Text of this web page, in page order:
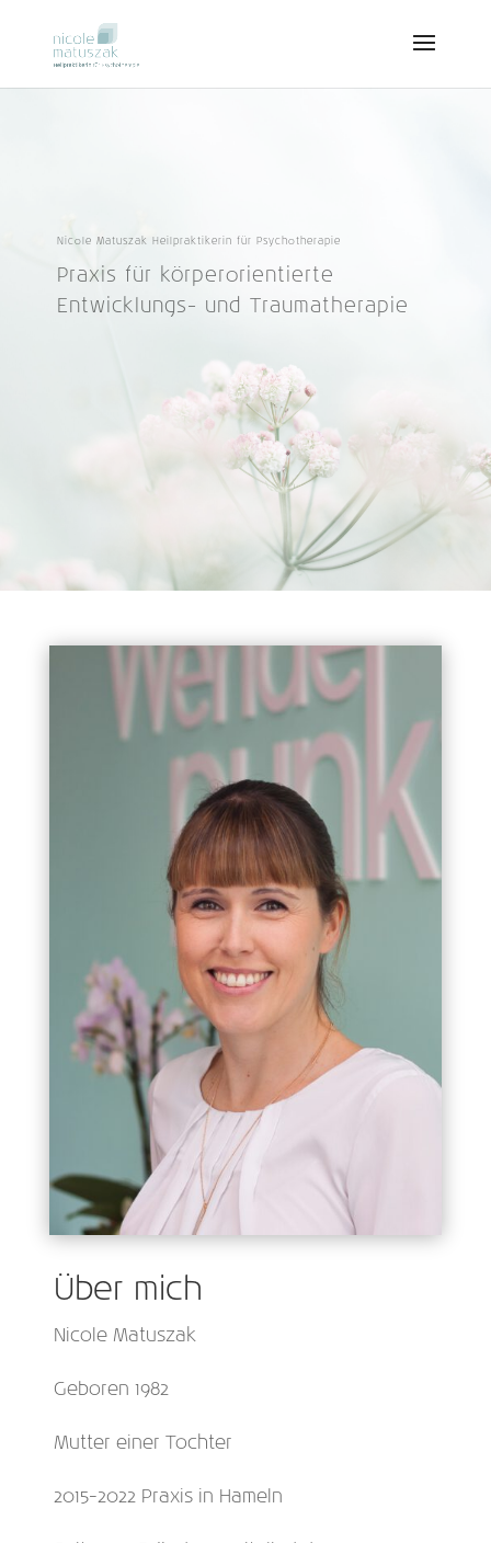
Nicole Matuszak Heilpraktikerin für Psychotherapie
Praxis für körperorientierte
Entwicklungs- und Traumatherapie
Über mich
Nicole Matuszak
Geboren 1982
Mutter einer Tochter
2015-2022 Praxis in Hameln